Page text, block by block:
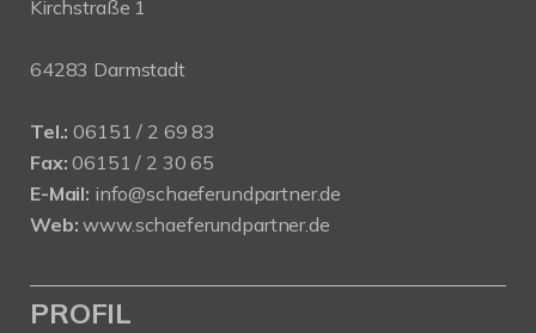
Kirchstraße 1
64283 Darmstadt
Tel.: 06151 / 2 69 83
Fax: 06151 / 2 30 65
E-Mail: info@schaeferundpartner.de
Web: www.schaeferundpartner.de
PROFIL